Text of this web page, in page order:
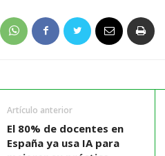
Artículo anterior
El 80% de docentes en
España ya usa IA para